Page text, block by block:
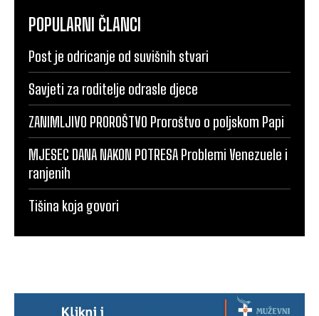
POPULARNI ČLANCI
Post je odricanje od suvišnih stvari
Savjeti za roditelje odrasle djece
ZANIMLJIVO PROROŠTVO Proroštvo o poljskom Papi
MJESEC DANA NAKON POTRESA Problemi Venezuele i
ranjenih
Tišina koja govori